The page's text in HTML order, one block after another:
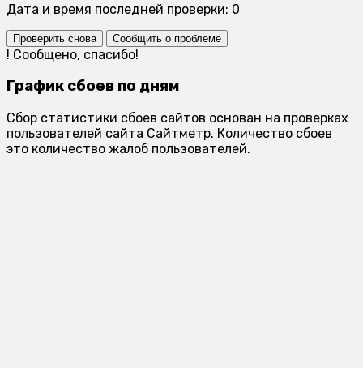
Дата и время последней проверки: 0
Проверить снова Сообщить о проблеме
! Сообщено, спасибо!
График сбоев по дням
Сбор статистики сбоев сайтов основан на проверках
пользователей сайта Сайтметр. Количество сбоев
это количество жалоб пользователей.